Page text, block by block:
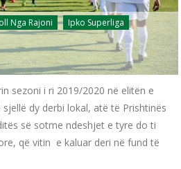
Nga Rajoni
Ipko Superliga
sezoni i ri 2019/2020 në elitën e
dy derbi lokal, atë të Prishtinës
së sotme ndeshjet e tyre do ti
që vitin e kaluar deri në fund të